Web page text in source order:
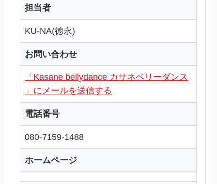
担当者
KU-NA(徳永)
お問い合わせ
「Kasane bellydance カサネベリーダンス
」にメールを送信する
電話番号
080-7159-1488
ホームページ